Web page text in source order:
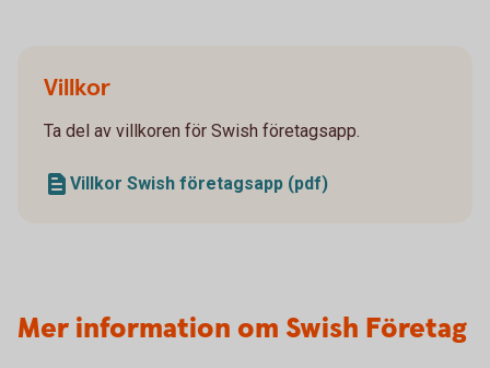
Villkor
Ta del av villkoren för Swish företagsapp.
Villkor Swish företagsapp (pdf)
Mer information om Swish Företag